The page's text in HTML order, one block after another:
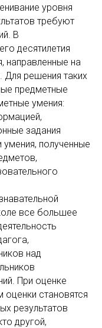
уровня
требуют
В
десятилетия
направленные на
Для решения таких
предметные
умения:
задания
умения, полученные
все большее
над
При оценке
оценки становятся
результатов
другой,